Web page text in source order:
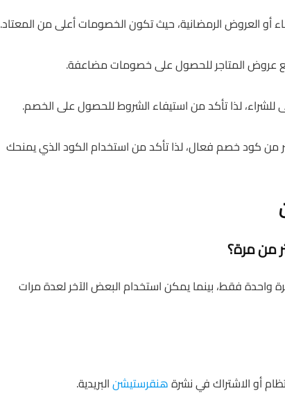
العروض الرمضانية، حيث تكون الخصومات أعلى من المعتاد.
عروض المتاجر للحصول على خصومات مضاعفة.
لذا تأكد من استيفاء الشروط للحصول على الخصم.
كود خصم فعال، لذا تأكد من استخدام الكود الذي يمنحك
فقط، بينما يمكن استخدام البعض الآخر لعدة مرات
أو الاشتراك في نشرةهنقرستيشنالبريدية.